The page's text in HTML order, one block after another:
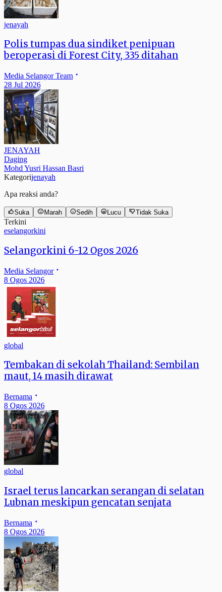
jenayah
Polis tumpas dua sindiket penipuan
beroperasi di Forest City, 335 ditahan
Media Selangor Team
28 Jul 2026
JENAYAH
Daging
Mohd Yusri Hassan Basri
Kategorijenayah
Apa reaksi anda?
Suka Marah Sedih Lucu Tidak Suka
Terkini
eselangorkini
Selangorkini 6-12 Ogos 2026
Media Selangor
8 Ogos 2026
global
Tembakan di sekolah Thailand: Sembilan
maut, 14 masih dirawat
Bernama
8 Ogos 2026
global
Israel terus lancarkan serangan di selatan
Lubnan meskipun gencatan senjata
Bernama
8 Ogos 2026